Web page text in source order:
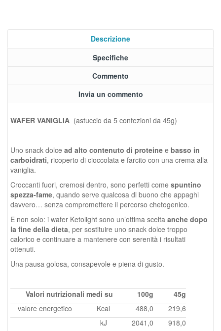
Descrizione
Specifiche
Commento
Invia un commento
WAFER VANIGLIA (astuccio da 5 confezioni da 45g)
Uno snack dolce ad alto contenuto di proteine e basso in
carboidrati, ricoperto di cioccolata e farcito con una crema alla
vaniglia.
Croccanti fuori, cremosi dentro, sono perfetti come spuntino
spezza-fame, quando serve qualcosa di buono che appaghi
davvero… senza compromettere il percorso chetogenico.
E non solo: i wafer Ketolight sono un’ottima scelta anche dopo
la fine della dieta, per sostituire uno snack dolce troppo
calorico e continuare a mantenere con serenità i risultati
ottenuti.
Una pausa golosa, consapevole e piena di gusto.
Valori nutrizionali medi su 100g
45g
valore energetico
Kcal 488,0
219,6
kJ
2041,0
918,0